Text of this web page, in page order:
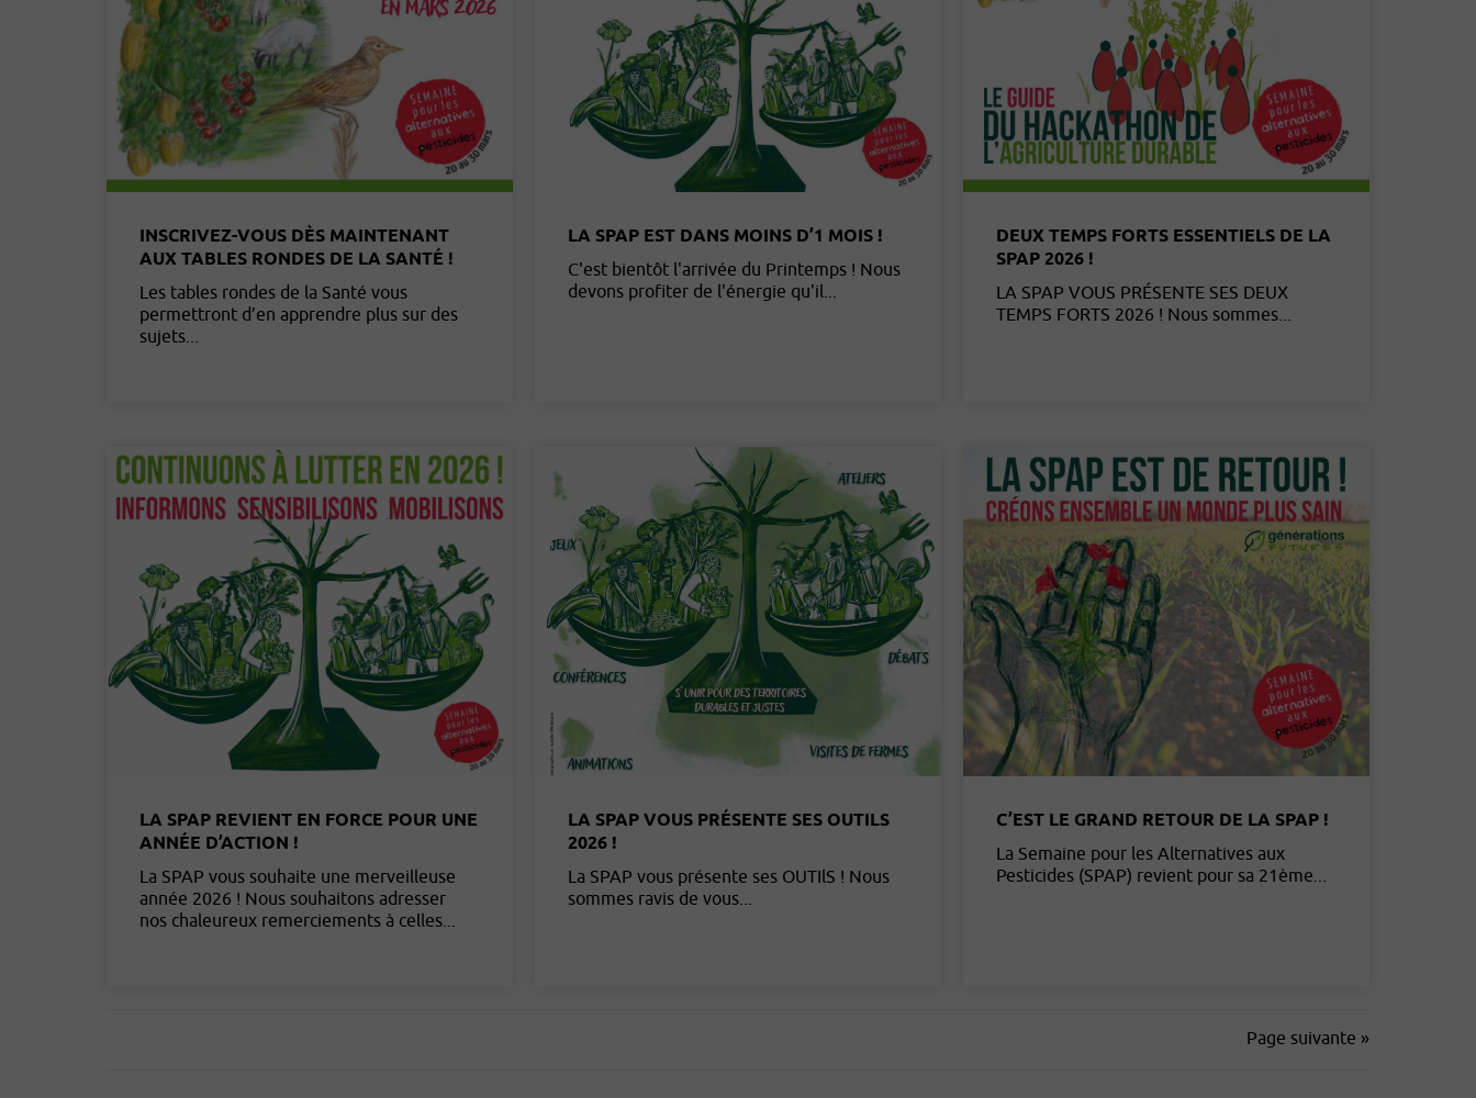
INSCRIVEZ-VOUS DÈS MAINTENANT
AUX TABLES RONDES DE LA SANTÉ !
Les tables rondes de la Santé vous
permettront d’en apprendre plus sur des
sujets...
LA SPAP EST DANS MOINS D’1 MOIS !
C'est bientôt l'arrivée du Printemps ! Nous
devons profiter de l'énergie qu'il...
DEUX TEMPS FORTS ESSENTIELS DE LA
SPAP 2026 !
LA SPAP VOUS PRÉSENTE SES DEUX
TEMPS FORTS 2026 ! Nous sommes...
LA SPAP REVIENT EN FORCE POUR UNE
ANNÉE D’ACTION !
La SPAP vous souhaite une merveilleuse
année 2026 ! Nous souhaitons adresser
nos chaleureux remerciements à celles...
LA SPAP VOUS PRÉSENTE SES OUTILS
2026 !
La SPAP vous présente ses OUTIlS ! Nous
sommes ravis de vous...
C’EST LE GRAND RETOUR DE LA SPAP !
La Semaine pour les Alternatives aux
Pesticides (SPAP) revient pour sa 21ème...
Page suivante »